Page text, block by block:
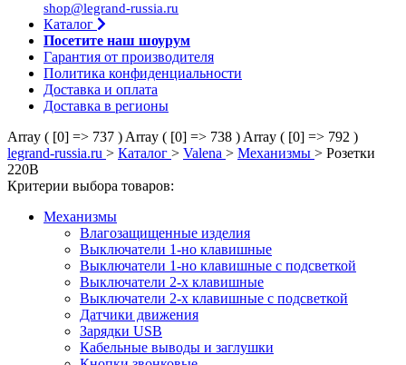
shop@legrand-russia.ru
Каталог
Посетите наш шоурум
Гарантия от производителя
Политика конфиденциальности
Доставка и оплата
Доставка в регионы
Array ( [0] => 737 ) Array ( [0] => 738 ) Array ( [0] => 792 )
legrand-russia.ru > Каталог > Valena > Механизмы > Розетки
220В
Критерии выбора товаров:
Механизмы
Влагозащищенные изделия
Выключатели 1-но клавишные
Выключатели 1-но клавишные с подсветкой
Выключатели 2-х клавишные
Выключатели 2-х клавишные с подсветкой
Датчики движения
Зарядки USB
Кабельные выводы и заглушки